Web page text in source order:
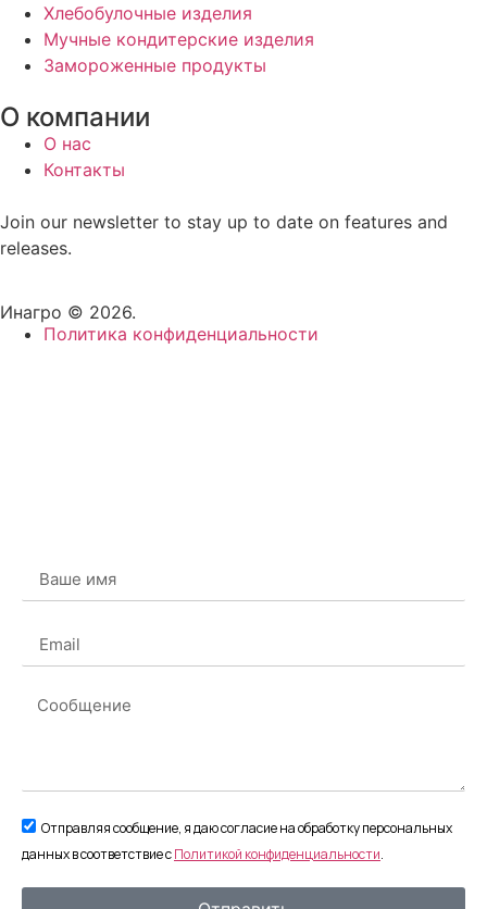
Хлебобулочные изделия
Мучные кондитерские изделия
Замороженные продукты
О компании
О нас
Контакты
Join our newsletter to stay up to date on features and
releases.
Инагро © 2026.
Политика конфиденциальности
Отправляя сообщение, я даю согласие на обработку персональных
данных в соответствие сПолитикой конфиденциальности.